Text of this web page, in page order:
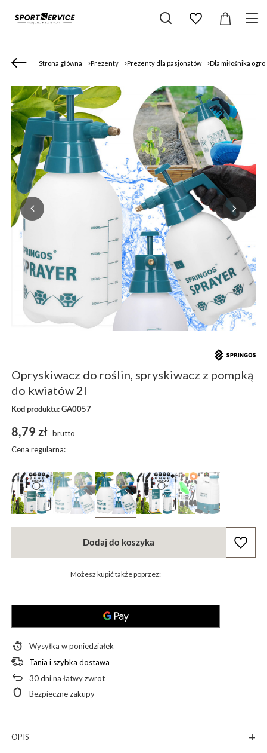
Strona główna Prezenty Prezenty dla pasjonatów Dla miłośnika
Opryskiwacz do roślin, spryskiwacz z pompką
do kwiatów 2l
Kod produktu: GA0057
8,79 zł brutto
Cena regularna:
Dodaj do koszyka
Możesz kupić także poprzez:
Wysyłkaw poniedziałek
Tania i szybka dostawa
30dni na łatwy zwrot
Bezpieczne zakupy
OPIS